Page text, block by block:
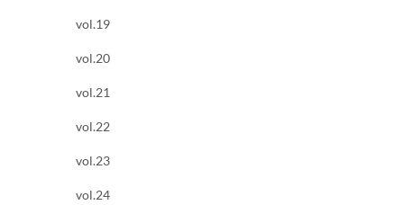
vol.19
vol.20
vol.21
vol.22
vol.23
vol.24